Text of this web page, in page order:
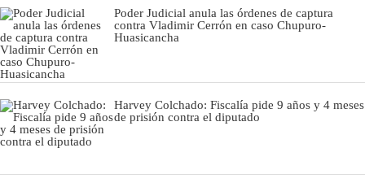
Poder Judicial anula las órdenes de captura
contra Vladimir Cerrón en caso Chupuro-
Huasicancha
Harvey Colchado: Fiscalía pide 9 años y 4 meses
de prisión contra el diputado